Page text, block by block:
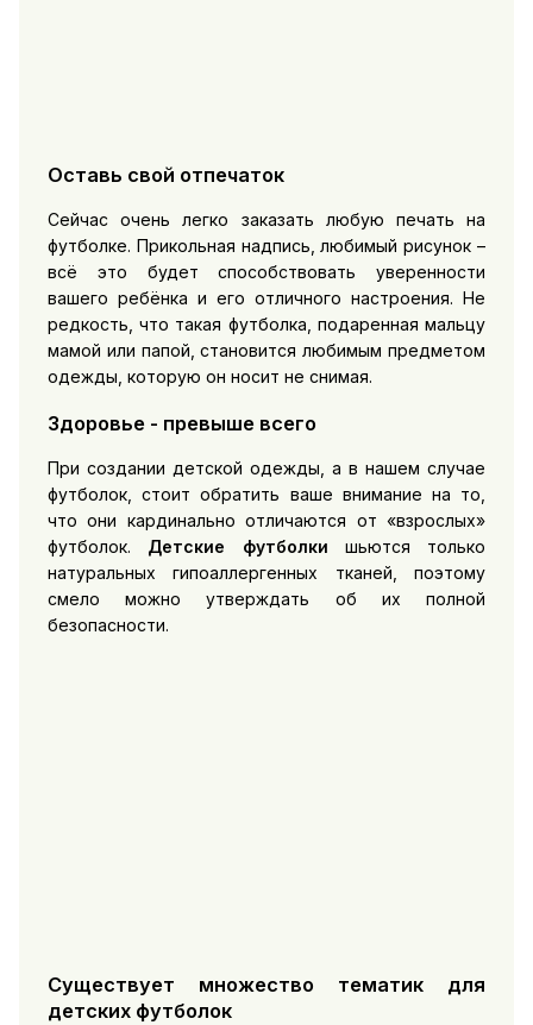
Оставь свой отпечаток
Сейчас очень легко заказать любую печать на
футболке. Прикольная надпись, любимый рисунок –
всё это будет способствовать уверенности
вашего ребёнка и его отличного настроения. Не
редкость, что такая футболка, подаренная мальцу
мамой или папой, становится любимым предметом
одежды, которую он носит не снимая.
Здоровье - превыше всего
При создании детской одежды, а в нашем случае
футболок, стоит обратить ваше внимание на то,
что они кардинально отличаются от «взрослых»
футболок. Детские футболки шьются только
натуральных гипоаллергенных тканей, поэтому
смело можно утверждать об их полной
безопасности.
Существует множество тематик для
детских футболок